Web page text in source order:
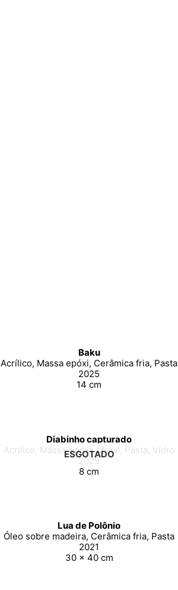
Baku
Acrílico, Massa epóxi, Cerâmica fria, Pasta
2025
14 cm
ESGOTADO
Diabinho capturado
Acrílico, Massa epóxi, Metal, Pasta, Vidro
2025
8 cm
Lua de Polônio
Óleo sobre madeira, Cerâmica fria, Pasta
2021
30 x 40 cm